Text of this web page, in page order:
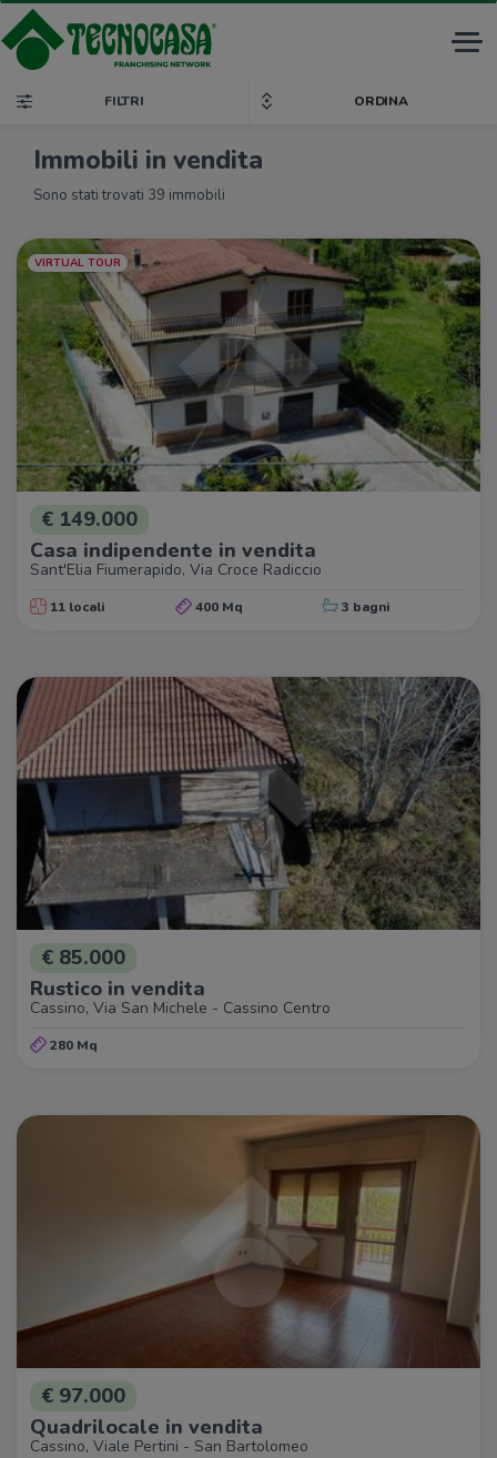
Immobili in vendita
Sono stati trovati 39 immobili
FILTRI ORDINA
VIRTUAL TOUR
€ 149.000
Casa indipendente in vendita
Sant'Elia Fiumerapido, Via Croce Radiccio
11 locali 400 Mq 3 bagni
€ 85.000
Rustico in vendita
Cassino, Via San Michele - Cassino Centro
280 Mq
€ 97.000
Quadrilocale in vendita
Cassino, Viale Pertini - San Bartolomeo